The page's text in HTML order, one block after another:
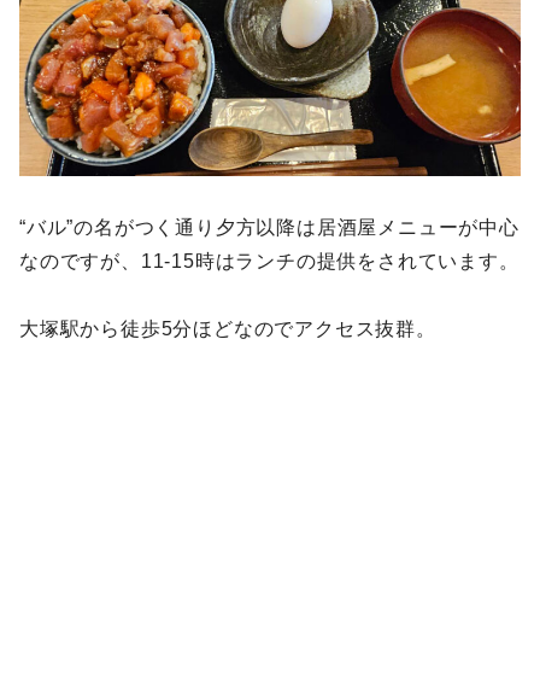
“バル”の名がつく通り夕方以降は居酒屋メニューが中心
なのですが、11-15時はランチの提供をされています。
大塚駅から徒歩5分ほどなのでアクセス抜群。